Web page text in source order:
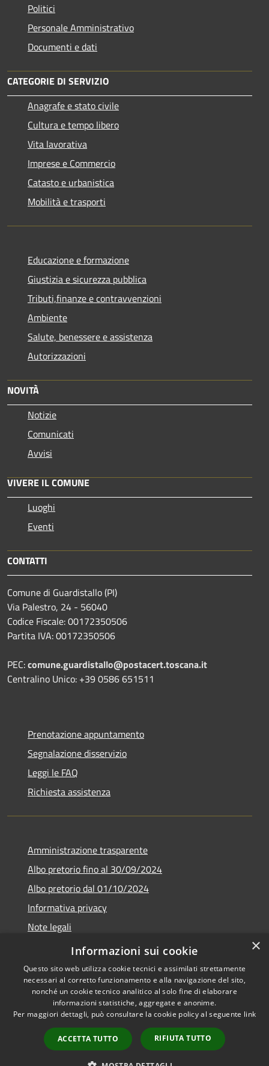
Politici
Personale Amministrativo
Documenti e dati
CATEGORIE DI SERVIZIO
Anagrafe e stato civile
Cultura e tempo libero
Vita lavorativa
Imprese e Commercio
Catasto e urbanistica
Mobilità e trasporti
Educazione e formazione
Giustizia e sicurezza pubblica
Tributi,finanze e contravvenzioni
Ambiente
Salute, benessere e assistenza
Autorizzazioni
NOVITÀ
Notizie
Comunicati
Avvisi
VIVERE IL COMUNE
Luoghi
Eventi
CONTATTI
Comune di Guardistallo (PI)
Via Palestro, 24 - 56040
Codice Fiscale: 00172350506
Partita IVA: 00172350506
PEC:comune.guardistallo@postacert.toscana.it
Centralino Unico: +39 0586 651511
Prenotazione appuntamento
Segnalazione disservizio
Leggi le FAQ
Richiesta assistenza
Amministrazione trasparente
Albo pretorio fino al 30/09/2024
Albo pretorio dal 01/10/2024
Informativa privacy
Note legali
Dichiarazione di accessibilità
Accessibilità
Copyright © 2026 • Comune di
Guardistallo • Powered by
Municipium•
Accesso
redazione
×
Informazioni sui cookie
Questo sito web utilizza cookie tecnici e assimilati strettamente
necessari al corretto funzionamento e alla navigazione del sito,
nonché un cookie tecnico analitico al solo fine di elaborare
informazioni statistiche, aggregate e anonime.
Per maggiori dettagli, può consultare la cookie policy al seguente link
ACCETTA TUTTO RIFIUTA TUTTO